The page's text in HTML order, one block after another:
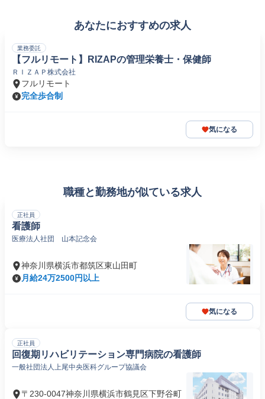
あなたにおすすめの求人
業務委託
【フルリモート】RIZAPの管理栄養士・保健師
ＲＩＺＡＰ株式会社
フルリモート
完全歩合制
気になる
職種と勤務地が似ている求人
正社員
看護師
医療法人社団 山本記念会
神奈川県横浜市都筑区東山田町
月給24万2500円以上
気になる
正社員
回復期リハビリテーション専門病院の看護師
一般社団法人上尾中央医科グループ協議会
〒230-0047神奈川県横浜市鶴見区下野谷町